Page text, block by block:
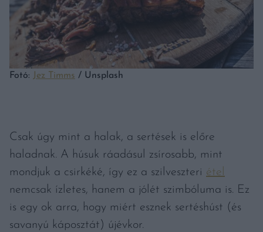
Fotó: Jez Timms / Unsplash
Csak úgy mint a halak, a sertések is előre
haladnak. A húsuk ráadásul zsírosabb, mint
mondjuk a csirkéké, így ez a szilveszteri étel
nemcsak ízletes, hanem a jólét szimbóluma is. Ez
is egy ok arra, hogy miért esznek sertéshúst (és
savanyú káposztát) újévkor.